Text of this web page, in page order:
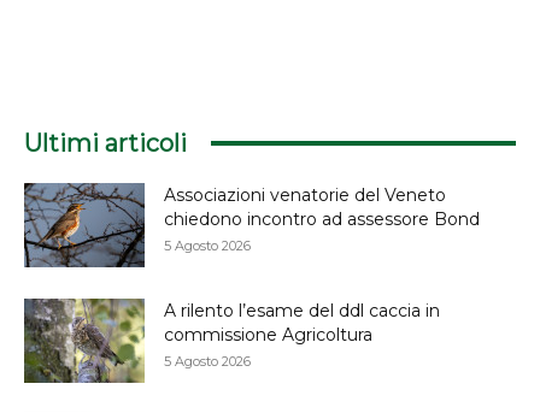
Ultimi articoli
Associazioni venatorie del Veneto
chiedono incontro ad assessore Bond
5 Agosto 2026
A rilento l’esame del ddl caccia in
commissione Agricoltura
5 Agosto 2026